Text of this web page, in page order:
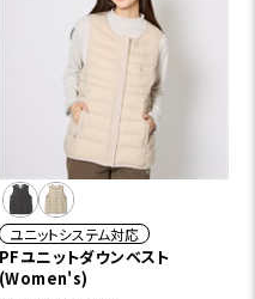
ユニットシステム対応
PFユニットダウンベスト
(Women's)